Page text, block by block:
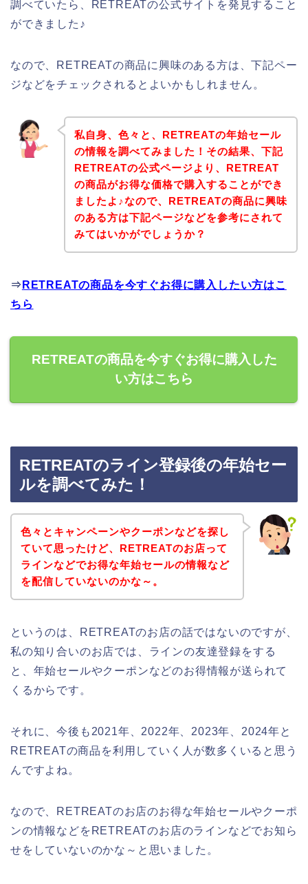
調べていたら、RETREATの公式サイトを発見すること
ができました♪
なので、RETREATの商品に興味のある方は、下記ペー
ジなどをチェックされるとよいかもしれません。
私自身、色々と、RETREATの年始セール
の情報を調べてみました！その結果、下記
RETREATの公式ページより、RETREAT
の商品がお得な価格で購入することができ
ましたよ♪なので、RETREATの商品に興味
のある方は下記ページなどを参考にされて
みてはいかがでしょうか？
⇒ RETREATの商品を今すぐお得に購入したい方はこ
ちら
RETREATの商品を今すぐお得に購入した
い方はこちら
RETREATのライン登録後の年始セー
ルを調べてみた！
色々とキャンペーンやクーポンなどを探し
ていて思ったけど、RETREATのお店って
ラインなどでお得な年始セールの情報など
を配信していないのかな～。
というのは、RETREATのお店の話ではないのですが、
私の知り合いのお店では、ラインの友達登録をする
と、年始セールやクーポンなどのお得情報が送られて
くるからです。
それに、今後も2021年、2022年、2023年、2024年と
RETREATの商品を利用していく人が数多くいると思う
んですよね。
なので、RETREATのお店のお得な年始セールやクーポ
ンの情報などをRETREATのお店のラインなどでお知ら
せをしていないのかな～と思いました。